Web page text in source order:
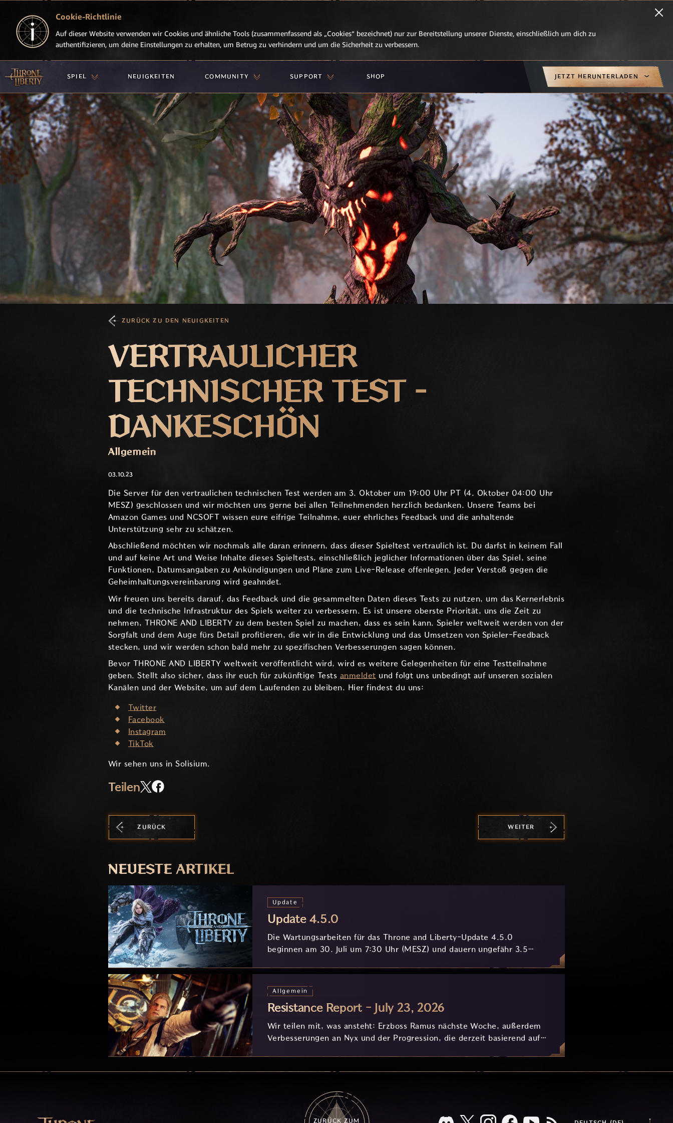
Cookie-Richtlinie
Auf dieser Website verwenden wir Cookies und ähnliche Tools (zusammenfassend als „Cookies“ bezeichnet) nur zur Bereitstellung unserer Dienste, einschließlich um dich zu
authentifizieren, um deine Einstellungen zu erhalten, um Betrug zu verhindern und um die Sicherheit zu verbessern.
SPIEL NEUIGKEITEN COMMUNITY SUPPORT SHOP JETZT HERUNTERLADEN
ZURÜCK ZU DEN NEUIGKEITEN
VERTRAULICHER
TECHNISCHER TEST –
DANKESCHÖN
Allgemein
03.10.23
Die Server für den vertraulichen technischen Test werden am 3. Oktober um 19:00 Uhr PT (4. Oktober 04:00 Uhr
MESZ) geschlossen und wir möchten uns gerne bei allen Teilnehmenden herzlich bedanken. Unsere Teams bei
Amazon Games und NCSOFT wissen eure eifrige Teilnahme, euer ehrliches Feedback und die anhaltende
Unterstützung sehr zu schätzen.
Abschließend möchten wir nochmals alle daran erinnern, dass dieser Spieltest vertraulich ist. Du darfst in keinem Fall
und auf keine Art und Weise Inhalte dieses Spieltests, einschließlich jeglicher Informationen über das Spiel, seine
Funktionen, Datumsangaben zu Ankündigungen und Pläne zum Live-Release offenlegen. Jeder Verstoß gegen die
Geheimhaltungsvereinbarung wird geahndet.
Wir freuen uns bereits darauf, das Feedback und die gesammelten Daten dieses Tests zu nutzen, um das Kernerlebnis
und die technische Infrastruktur des Spiels weiter zu verbessern. Es ist unsere oberste Priorität, uns die Zeit zu
nehmen, THRONE AND LIBERTY zu dem besten Spiel zu machen, dass es sein kann. Spieler weltweit werden von der
Sorgfalt und dem Auge fürs Detail profitieren, die wir in die Entwicklung und das Umsetzen von Spieler-Feedback
stecken, und wir werden schon bald mehr zu spezifischen Verbesserungen sagen können.
Bevor THRONE AND LIBERTY weltweit veröffentlicht wird, wird es weitere Gelegenheiten für eine Testteilnahme
geben.Stellt also sicher, dass ihr euch für zukünftige Tests anmeldet und folgt uns unbedingt auf unseren sozialen
Kanälen und der Website, um auf dem Laufenden zu bleiben. Hier findest du uns:
Twitter
Facebook
Instagram
TikTok
Wir sehen uns in Solisium.
Teilen
ZURÜCK WEITER
NEUESTE ARTIKEL
Update
Update 4.5.0
Die Wartungsarbeiten für das Throne and Liberty-Update 4.5.0
beginnen am 30. Juli um 7:30 Uhr (MESZ) und dauern ungefähr 3.5
Allgemein
Resistance Report - July 23, 2026
Wir teilen mit, was ansteht: Erzboss Ramus nächste Woche, außerdem
Verbesserungen an Nyx und der Progression, die derzeit basierend auf
ZURÜCK ZUM